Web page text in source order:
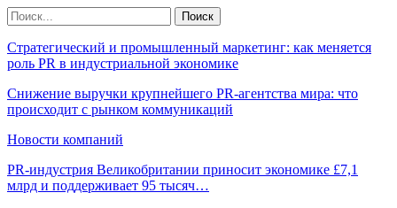
Стратегический и промышленный маркетинг: как меняется
роль PR в индустриальной экономике
Снижение выручки крупнейшего PR-агентства мира: что
происходит с рынком коммуникаций
Новости компаний
PR-индустрия Великобритании приносит экономике £7,1
млрд и поддерживает 95 тысяч…